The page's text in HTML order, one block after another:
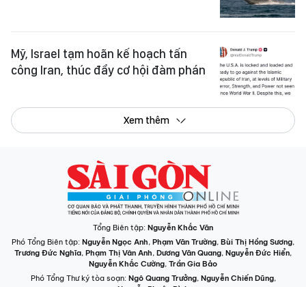
Mỹ, Israel tạm hoãn kế hoạch tấn
công Iran, thúc đẩy cơ hội đàm phán
Xem thêm
Tổng Biên tập: Nguyễn Khắc Văn
Phó Tổng Biên tập: Nguyễn Ngọc Anh, Phạm Văn Trường, Bùi Thị Hồng Sương,
Trương Đức Nghĩa, Phạm Thị Vân Anh, Dương Văn Quang, Nguyễn Đức Hiển,
Nguyễn Khắc Cường, Trần Gia Bảo
Phó Tổng Thư ký tòa soạn: Ngô Quang Trưởng, Nguyễn Chiến Dũng,